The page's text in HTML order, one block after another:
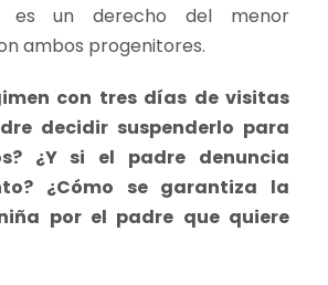
es un derecho del menor
ambos progenitores.
con tres días de visitas
decidir suspenderlo para
¿Y si el padre denuncia
¿Cómo se garantiza la
por el padre que quiere